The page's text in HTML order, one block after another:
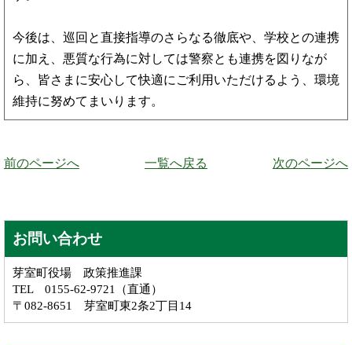
今後は、巡回と直接指導のさらなる徹底や、学校との連携
に加え、悪質な行為に対しては警察とも連携を図りなが
ら、皆さまに安心して快適にご利用いただけるよう、環境
維持に努めてまいります。
前のページへ 一覧へ戻る 次のページへ
お問い合わせ
芽室町役場 政策推進課
TEL 0155-62-9721（直通）
〒082-8651 芽室町東2条2丁目14